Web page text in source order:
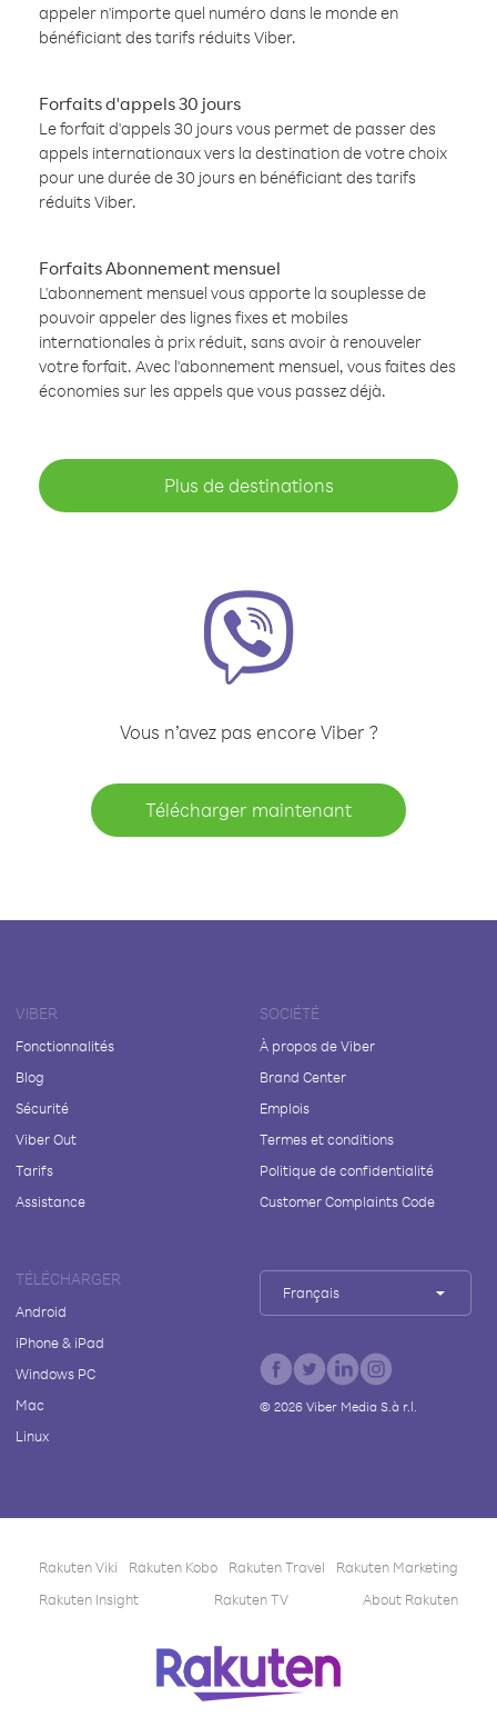
appeler n'importe quel numéro dans le monde en
bénéficiant des tarifs réduits Viber.
Forfaits d'appels 30 jours
Le forfait d'appels 30 jours vous permet de passer des
appels internationaux vers la destination de votre choix
pour une durée de 30 jours en bénéficiant des tarifs
réduits Viber.
Forfaits Abonnement mensuel
L'abonnement mensuel vous apporte la souplesse de
pouvoir appeler des lignes fixes et mobiles
internationales à prix réduit, sans avoir à renouveler
votre forfait. Avec l'abonnement mensuel, vous faites des
économies sur les appels que vous passez déjà.
Plus de destinations
Vous n’avez pas encore Viber ?
Télécharger maintenant
VIBER
Fonctionnalités
Blog
Sécurité
Viber Out
Tarifs
Assistance
SOCIÉTÉ
À propos de Viber
Brand Center
Emplois
Termes et conditions
Politique de confidentialité
Customer Complaints Code
TÉLÉCHARGER
Android
iPhone & iPad
Windows PC
Mac
Linux
Français
© 2026Viber Media S.à r.l.
Rakuten Viki Rakuten Kobo Rakuten Travel
Rakuten Marketing
Rakuten Insight
Rakuten TV About Rakuten